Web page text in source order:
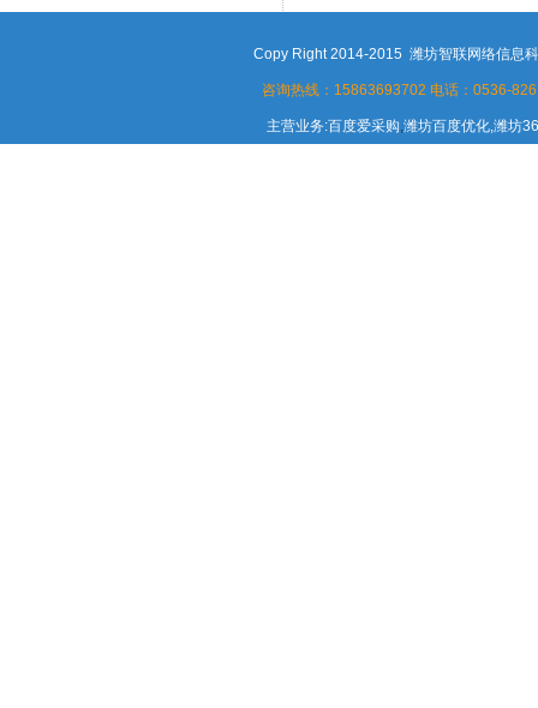
Copy Right 2014-2015 潍坊智联网络信息
咨询热线：15863693702 电话：0536-
主营业务:百度爱采购,潍坊百度优化,潍坊